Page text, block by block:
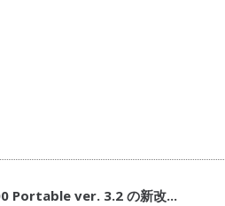
Portable ver. 3.2 の新改...